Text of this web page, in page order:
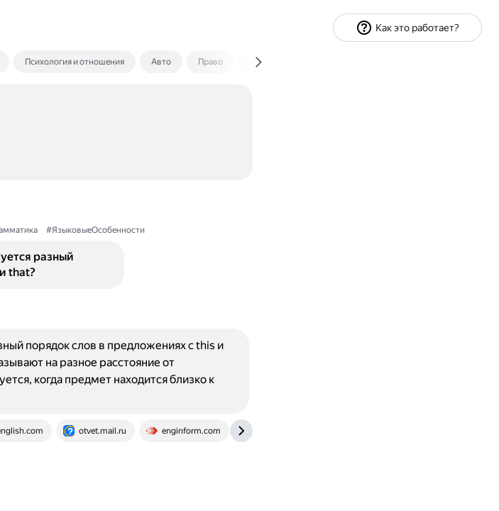
Психология и отношения Авто Право Экономика и финансы
#ЯзыковыеОсобенности
разный
that?
otvet.mail.ru enginform.com
порядок слов в предложениях с this и
на разное расстояние от
когда предмет находится близко к
Как это работает?